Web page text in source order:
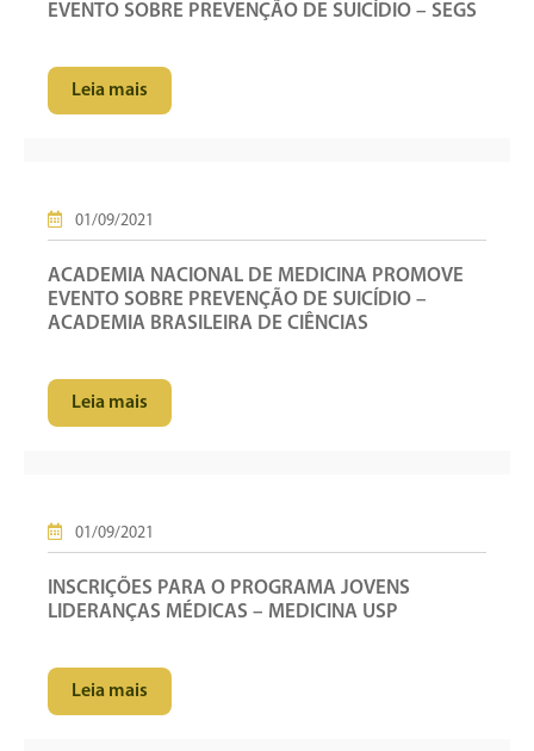
EVENTO SOBRE PREVENÇÃO DE SUICÍDIO – SEGS
Leia mais
01/09/2021
ACADEMIA NACIONAL DE MEDICINA PROMOVE
EVENTO SOBRE PREVENÇÃO DE SUICÍDIO –
ACADEMIA BRASILEIRA DE CIÊNCIAS
Leia mais
01/09/2021
INSCRIÇÕES PARA O PROGRAMA JOVENS
LIDERANÇAS MÉDICAS – MEDICINA USP
Leia mais